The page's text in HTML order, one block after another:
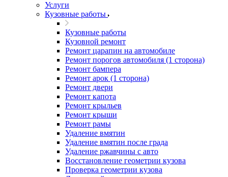
Услуги
Кузовные работы
Кузовные работы
Кузовной ремонт
Ремонт царапин на автомобиле
Ремонт порогов автомобиля (1 сторона)
Ремонт бампера
Ремонт арок (1 сторона)
Ремонт двери
Ремонт капота
Ремонт крыльев
Ремонт крыши
Ремонт рамы
Удаление вмятин
Удаление вмятин после града
Удаление ржавчины с авто
Восстановление геометрии кузова
Проверка геометрии кузова